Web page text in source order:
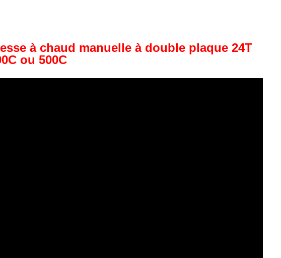
à chaud manuelle à double plaque 24T
ou 500C